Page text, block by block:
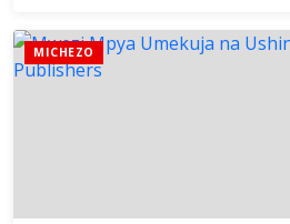
MICHEZO